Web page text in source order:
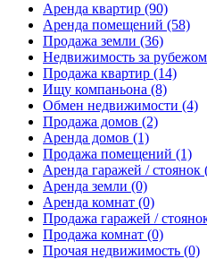
Аренда квартир (90)
Аренда помещений (58)
Продажа земли (36)
Недвижимость за рубежом
Продажа квартир (14)
Ищу компаньона (8)
Обмен недвижимости (4)
Продажа домов (2)
Аренда домов (1)
Продажа помещений (1)
Аренда гаражей / стоянок
Аренда земли (0)
Аренда комнат (0)
Продажа гаражей /
Продажа комнат (0)
Прочая недвижимость (0)